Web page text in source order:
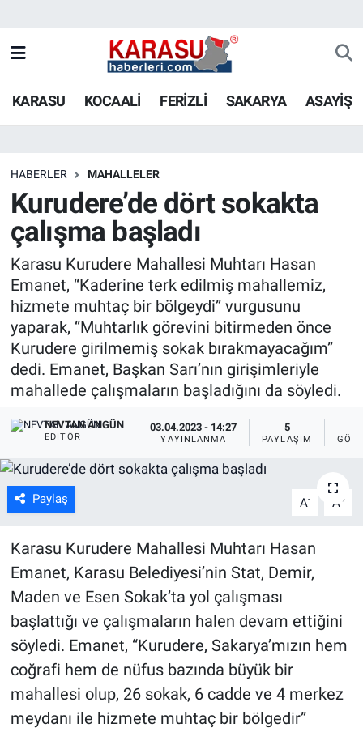
KARASU KOCAALİ FERİZLİ SAKARYA ASAYİŞ
HABERLER MAHALLELER
Kurudere’de dört sokakta
çalışma başladı
Karasu Kurudere Mahallesi Muhtarı Hasan
Emanet, “Kaderine terk edilmiş mahallemiz,
hizmete muhtaç bir bölgeydi” vurgusunu
yaparak, “Muhtarlık görevini bitirmeden önce
Kurudere girilmemiş sokak bırakmayacağım”
dedi. Emanet, Başkan Sarı’nın girişimleriyle
mahallede çalışmaların başladığını da söyledi.
NEVTAN ANGÜN
EDITÖR
03.04.2023 - 14:27
YAYINLANMA
5
PAYLAŞIM
Paylaş A- A +
Karasu Kurudere Mahallesi Muhtarı Hasan
Emanet, Karasu Belediyesi’nin Stat, Demir,
Maden ve Esen Sokak’ta yol çalışması
başlattığı ve çalışmaların halen devam ettiğini
söyledi. Emanet, “Kurudere, Sakarya’mızın hem
coğrafi hem de nüfus bazında büyük bir
mahallesi olup, 26 sokak, 6 cadde ve 4 merkez
meydanı ile hizmete muhtaç bir bölgedir”